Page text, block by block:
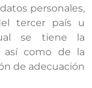
personales,
tercer país u
se tiene la
así como de la
de adecuación